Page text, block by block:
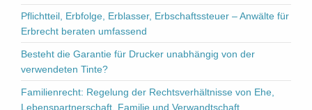
Pflichtteil, Erbfolge, Erblasser, Erbschaftssteuer – Anwälte für
Erbrecht beraten umfassend
Besteht die Garantie für Drucker unabhängig von der
verwendeten Tinte?
Familienrecht: Regelung der Rechtsverhältnisse von Ehe,
Lebenspartnerschaft, Familie und Verwandtschaft